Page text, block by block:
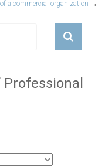
a commercial organization →